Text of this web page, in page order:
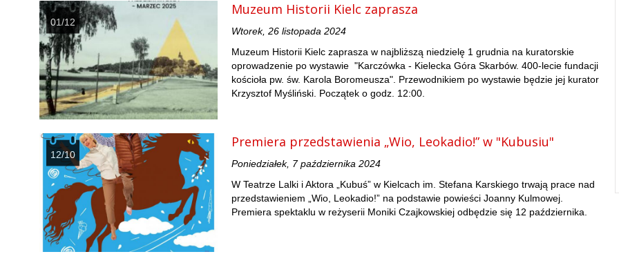
01/12
Muzeum Historii Kielc zaprasza
Wtorek, 26 listopada 2024
Muzeum Historii Kielc zaprasza w najbliższą niedzielę 1 grudnia na kuratorskie
oprowadzenie po wystawie "Karczówka - Kielecka Góra Skarbów. 400-lecie fundacji
kościoła pw. św. Karola Boromeusza". Przewodnikiem po wystawie będzie jej kurator
Krzysztof Myśliński. Początek o godz. 12:00.
12/10
Premiera przedstawienia „Wio, Leokadio!” w "Kubusiu"
Poniedziałek, 7 października 2024
W Teatrze Lalki i Aktora „Kubuś” w Kielcach im. Stefana Karskiego trwają prace nad
przedstawieniem „Wio, Leokadio!” na podstawie powieści Joanny Kulmowej.
Premiera spektaklu w reżyserii Moniki Czajkowskiej odbędzie się 12 października.